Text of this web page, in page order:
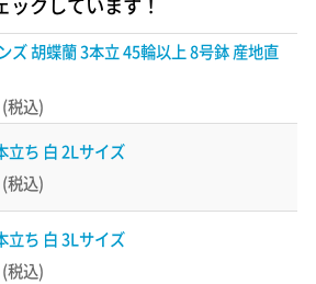
ズ 胡蝶蘭 3本立 45輪以上 8号鉢 産地直
(税込)
立ち 白 2Lサイズ
(税込)
立ち 白 3Lサイズ
(税込)